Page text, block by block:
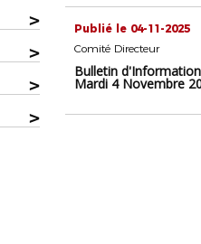
>
>
>
>
Publié le 04-11-2025
Comité Directeur
Bulletin
Mardi 4 Novembre